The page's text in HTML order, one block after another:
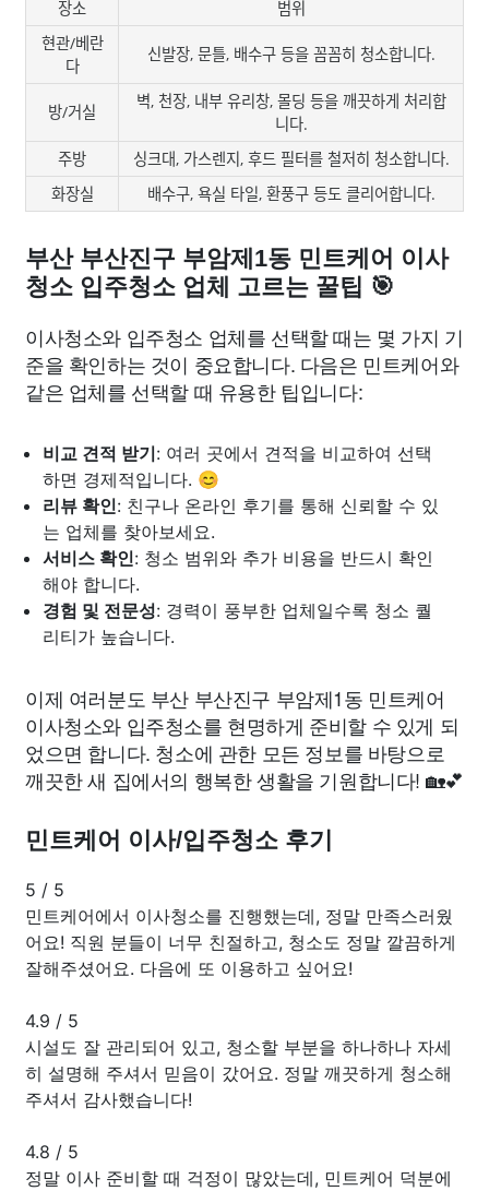
장소
범위
현관/베란
다
신발장, 문틀, 배수구 등을 꼼꼼히 청소합니다.
방/거실
벽, 천장, 내부 유리창, 몰딩 등을 깨끗하게 처리합
니다.
주방
싱크대, 가스렌지, 후드 필터를 철저히 청소합니다.
화장실
배수구, 욕실 타일, 환풍구 등도 클리어합니다.
부산 부산진구 부암제1동 민트케어 이사
청소 입주청소 업체 고르는 꿀팁 🎯
이사청소와 입주청소 업체를 선택할 때는 몇 가지 기
준을 확인하는 것이 중요합니다. 다음은 민트케어와
같은 업체를 선택할 때 유용한 팁입니다:
비교 견적 받기: 여러 곳에서 견적을 비교하여 선택
하면 경제적입니다. 😊
리뷰 확인: 친구나 온라인 후기를 통해 신뢰할 수 있
는 업체를 찾아보세요.
서비스 확인: 청소 범위와 추가 비용을 반드시 확인
해야 합니다.
경험 및 전문성: 경력이 풍부한 업체일수록 청소 퀄
리티가 높습니다.
이제 여러분도 부산 부산진구 부암제1동 민트케어
이사청소와 입주청소를 현명하게 준비할 수 있게 되
었으면 합니다. 청소에 관한 모든 정보를 바탕으로
깨끗한 새 집에서의 행복한 생활을 기원합니다! 🏡💕
민트케어 이사/입주청소 후기
5 / 5
민트케어에서 이사청소를 진행했는데, 정말 만족스러웠
어요! 직원 분들이 너무 친절하고, 청소도 정말 깔끔하게
잘해주셨어요. 다음에 또 이용하고 싶어요!
4.9 / 5
시설도 잘 관리되어 있고, 청소할 부분을 하나하나 자세
히 설명해 주셔서 믿음이 갔어요. 정말 깨끗하게 청소해
주셔서 감사했습니다!
4.8 / 5
정말 이사 준비할 때 걱정이 많았는데, 민트케어 덕분에